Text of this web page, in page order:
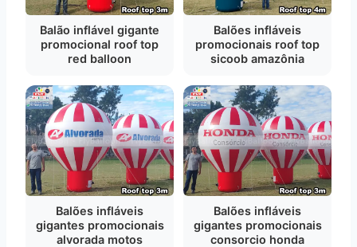
Balão inflável gigante
promocional roof top
red balloon
Balões infláveis
promocionais roof top
sicoob amazônia
Balões infláveis
gigantes promocionais
alvorada motos
Balões infláveis
gigantes promocionais
consorcio honda